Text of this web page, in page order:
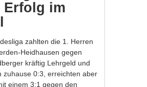
Erfolg im
zahlten die 1. Herren
Heidhausen gegen
kräftig Lehrgeld und
zuhause 0:3, erreichten aber
einem 3:1 gegen den